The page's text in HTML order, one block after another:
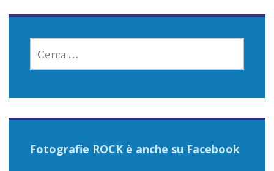
PER:
Fotografie ROCK è anche su Facebook